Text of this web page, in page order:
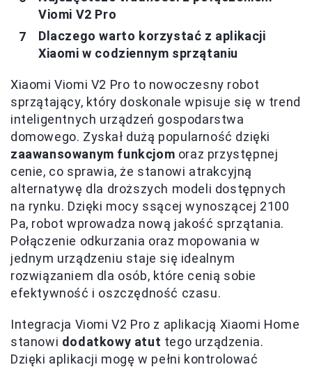
Viomi V2 Pro
Dlaczego warto korzystać z aplikacji
Xiaomi w codziennym sprzątaniu
Xiaomi Viomi V2 Pro to nowoczesny robot
sprzątający, który doskonale wpisuje się w trend
inteligentnych urządzeń gospodarstwa
domowego. Zyskał dużą popularność dzięki
zaawansowanym funkcjom oraz przystępnej
cenie, co sprawia, że stanowi atrakcyjną
alternatywę dla droższych modeli dostępnych
na rynku. Dzięki mocy ssącej wynoszącej 2100
Pa, robot wprowadza nową jakość sprzątania.
Połączenie odkurzania oraz mopowania w
jednym urządzeniu staje się idealnym
rozwiązaniem dla osób, które cenią sobie
efektywność i oszczędność czasu.
Integracja Viomi V2 Pro z aplikacją Xiaomi Home
stanowi dodatkowy atut tego urządzenia.
Dzięki aplikacji mogę w pełni kontrolować